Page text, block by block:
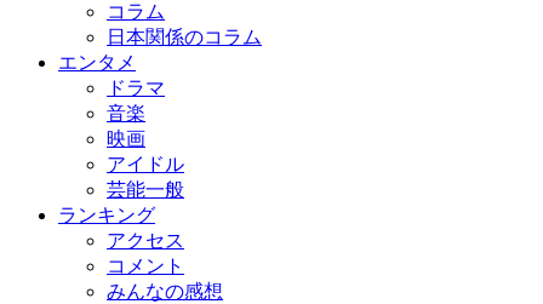
コラム
日本関係のコラム
エンタメ
ドラマ
音楽
映画
アイドル
芸能一般
ランキング
アクセス
コメント
みんなの感想